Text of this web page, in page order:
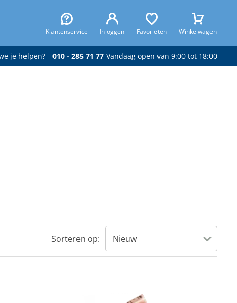
Klantenservice Inloggen Favorieten Winkelwagen
je helpen? 010 - 285 71 77Vandaag open van 9:00 tot 18:00
Sorteren op: